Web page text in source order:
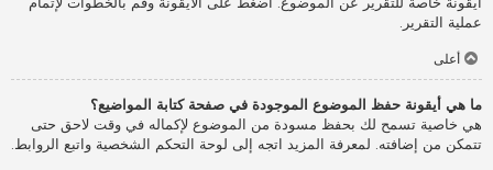
عملية التقرير.
أعلى
ما هي أيقونة حفظ الموضوع الموجودة في صفحة كتابة المواضيع؟
هي خاصية تسمح لك بحفظ مسودة من الموضوع لإكماله في وقت لاحق حتى
تتمكن من إضافته. لمعرفة المزيد اتجه إلى لوحة التحكم الشخصية واتبع الروابط.